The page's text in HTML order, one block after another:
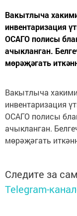
Вакытлыча
инвентаризация
ОСАГО полисы
ачыкланган.
мөрәҗәгать
Вакытлыча
инвентаризация
ОСАГО полисы
ачыкланган.
мөрәҗәгать
Следите за
Telegram-